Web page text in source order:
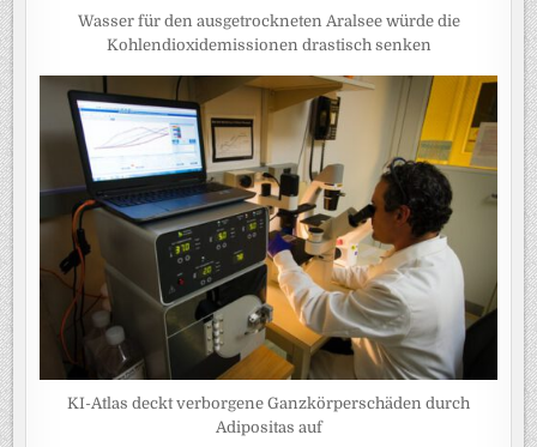
Wasser für den ausgetrockneten Aralsee würde die
Kohlendioxidemissionen drastisch senken
KI-Atlas deckt verborgene Ganzkörperschäden durch
Adipositas auf